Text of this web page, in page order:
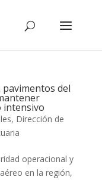
pavimentos del
intensivo
, Dirección de
operacional y
en la región,